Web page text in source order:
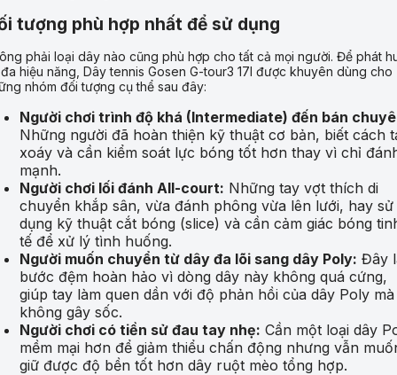
tượng phù hợp nhất để sử dụng
phải loại dây nào cũng phù hợp cho tất cả mọi người. Để phát
hiệu năng, Dây tennis Gosen G-tour3 17l được khuyên dùng cho
nhóm đối tượng cụ thể sau đây:
Người chơi trình độ khá (Intermediate) đến bán
Những người đã hoàn thiện kỹ thuật cơ bản, biết cách
xoáy và cần kiểm soát lực bóng tốt hơn thay vì chỉ
mạnh.
Người chơi lối đánh All-court: Những tay vợt thích di
chuyển khắp sân, vừa đánh phông vừa lên lưới, hay sử
dụng kỹ thuật cắt bóng (slice) và cần cảm giác bóng
tế để xử lý tình huống.
Người muốn chuyển từ dây đa lõi sang dây Poly: Đây
bước đệm hoàn hảo vì dòng dây này không quá cứng,
giúp tay làm quen dần với độ phản hồi của dây Poly mà
không gây sốc.
Người chơi có tiền sử đau tay nhẹ: Cần một loại dây
mềm mại hơn để giảm thiểu chấn động nhưng vẫn
giữ được độ bền tốt hơn dây ruột mèo tổng hợp.